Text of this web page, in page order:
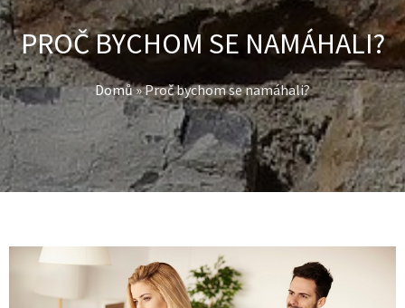
PROČ BYCHOM SE NAMÁHALI?
Domů»Proč bychom se namáhali?